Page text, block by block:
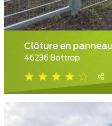
Clôture en
46236 Bottrop